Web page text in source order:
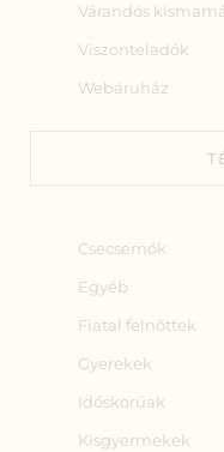
Várandós
Viszonteladók
Webáruház
Csecsemők
Egyéb
Fiatal felnőttek
Gyerekek
Időskorúak
Kisgyermekek